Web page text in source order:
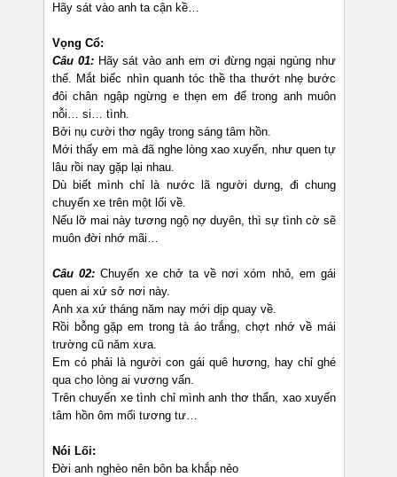
Hãy sát vào anh ta cận kề…
Vọng Cổ:
Câu 01: Hãy sát vào anh em ơi đừng ngại ngùng như
thế. Mắt biếc nhìn quanh tóc thề tha thướt nhẹ bước
đôi chân ngập ngừng e thẹn em để trong anh muôn
nỗi… si… tình.
Bởi nụ cười thơ ngây trong sáng tâm hồn.
Mới thấy em mà đã nghe lòng xao xuyến, như quen tự
lâu rồi nay gặp lại nhau.
Dù biết mình chỉ là nước lã người dưng, đi chung
chuyến xe trên một lối về.
Nếu lỡ mai này tương ngộ nợ duyên, thì sự tình cờ sẽ
muôn đời nhớ mãi…
Câu 02:Chuyến xe chở ta về nơi xóm nhỏ, em gái
quen ai xứ sở nơi này.
Anh xa xứ tháng năm nay mới dịp quay về.
Rồi bỗng gặp em trong tà áo trắng, chợt nhớ về mái
trường cũ năm xưa.
Em có phải là người con gái quê hương, hay chỉ ghé
qua cho lòng ai vương vấn.
Trên chuyến xe tình chỉ mình anh thơ thẩn, xao xuyến
tâm hồn ôm mối tương tư…
Nói Lối:
Đời anh nghèo nên bôn ba khắp nẻo